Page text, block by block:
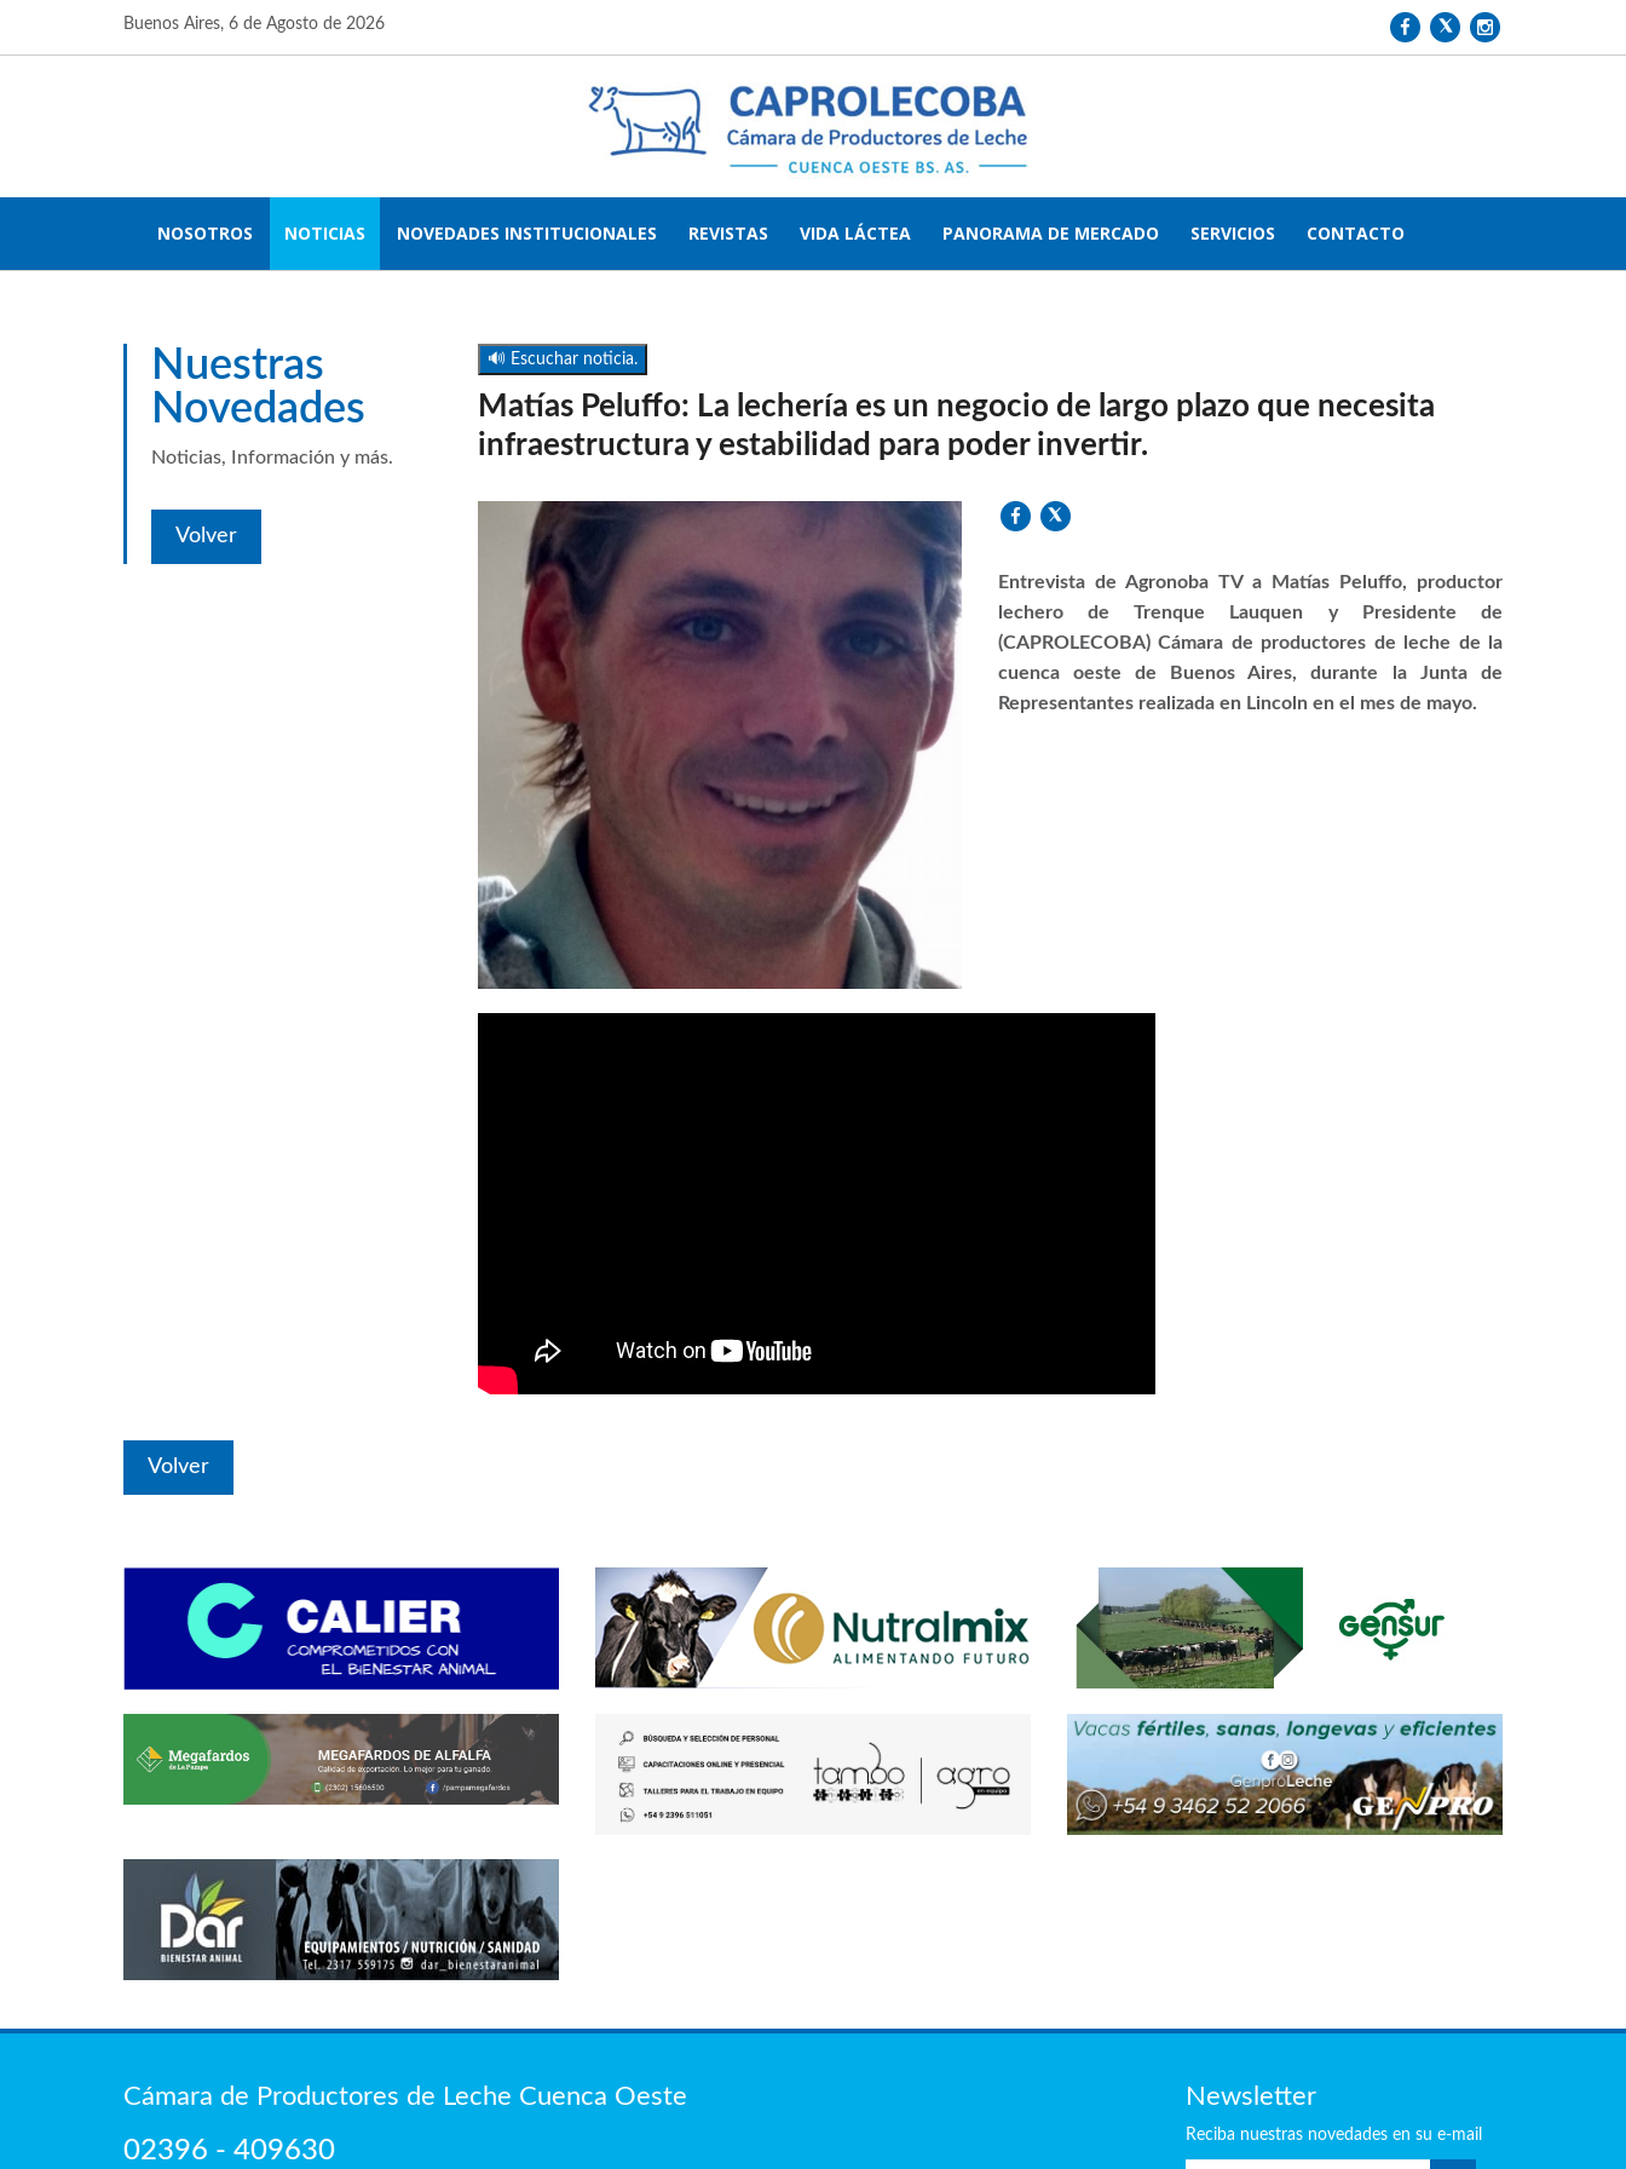
Buenos Aires, 6 de Agosto de 2026
NOSOTROS NOTICIAS NOVEDADES INSTITUCIONALES REVISTAS VIDA LÁCTEA PANORAMA DE MERCADO SERVICIOS CONTACTO
Nuestras
Novedades
Noticias, Información y más.
Volver
🔊 Escuchar noticia.
Matías Peluffo: La lechería es un negocio de largo plazo que necesita
infraestructura y estabilidad para poder invertir.
Entrevista de Agronoba TV a Matías Peluffo, productor
lechero de Trenque Lauquen y Presidente de
(CAPROLECOBA) Cámara de productores de leche de la
cuenca oeste de Buenos Aires, durante la Junta de
Representantes realizada en Lincoln en el mes de mayo.
Volver
Cámara de Productores de Leche Cuenca Oeste
02396 - 409630
Newsletter
Reciba nuestrasnovedades en su e-mail